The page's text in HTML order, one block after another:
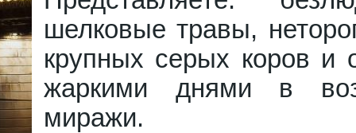
шелковые травы,
крупных серых коров и
жаркими днями в
миражи.